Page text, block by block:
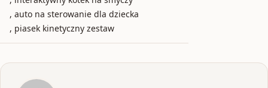
, auto na sterowanie dla dziecka
, piasek kinetyczny zestaw